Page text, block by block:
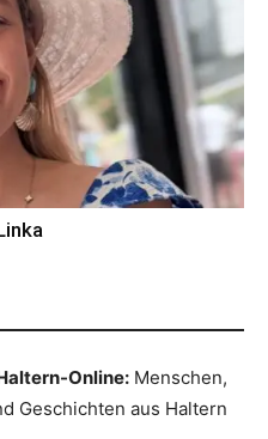
Online: Menschen,
Geschichten aus Haltern